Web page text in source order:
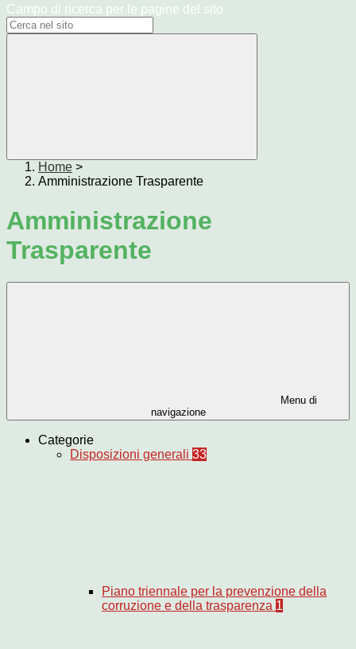
Campo di ricerca per le pagine del sito
Home >
Amministrazione Trasparente
Amministrazione
Trasparente
Menu di
navigazione
Categorie
Disposizioni generali 33
Piano triennale per la prevenzione della
corruzione e della trasparenza 1